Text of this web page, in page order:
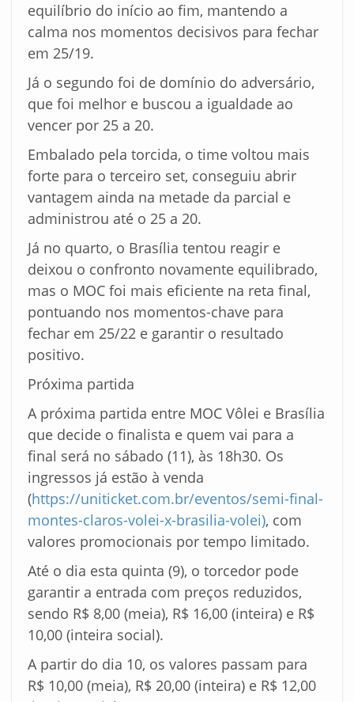
equilíbrio do início ao fim, mantendo a
calma nos momentos decisivos para fechar
em 25/19.
Já o segundo foi de domínio do adversário,
que foi melhor e buscou a igualdade ao
vencer por 25 a 20.
Embalado pela torcida, o time voltou mais
forte para o terceiro set, conseguiu abrir
vantagem ainda na metade da parcial e
administrou até o 25 a 20.
Já no quarto, o Brasília tentou reagir e
deixou o confronto novamente equilibrado,
mas o MOC foi mais eficiente na reta final,
pontuando nos momentos-chave para
fechar em 25/22 e garantir o resultado
positivo.
Próxima partida
A próxima partida entre MOC Vôlei e Brasília
que decide o finalista e quem vai para a
final será no sábado (11), às 18h30. Os
ingressos já estão à venda
(https://uniticket.com.br/eventos/semi-final-
montes-claros-volei-x-brasilia-volei), com
valores promocionais por tempo limitado.
Até o dia esta quinta (9), o torcedor pode
garantir a entrada com preços reduzidos,
sendo R$ 8,00 (meia), R$ 16,00 (inteira) e R$
10,00 (inteira social).
A partir do dia 10, os valores passam para
R$ 10,00 (meia), R$ 20,00 (inteira) e R$ 12,00